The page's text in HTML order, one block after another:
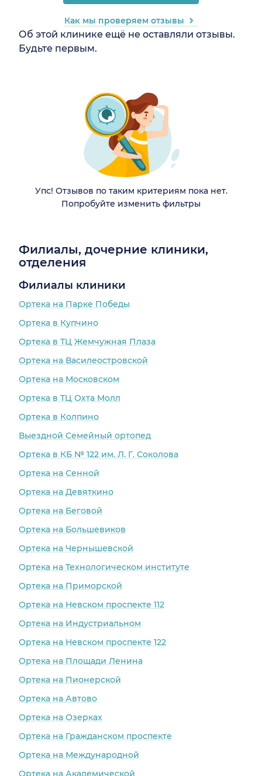
Об этой клинике ещё не оставляли отзывы.
Будьте первым.
Как мы проверяем отзывы
Упс! Отзывов по таким критериям пока нет.
Попробуйте изменить фильтры
Филиалы, дочерние клиники,
отделения
Филиалы клиники
Ортека на Парке Победы
Ортека в Купчино
Ортека в ТЦ Жемчужная Плаза
Ортека на Василеостровской
Ортека на Московском
Ортека в ТЦ Охта Молл
Ортека в Колпино
Выездной Семейный ортопед
Ортека в КБ № 122 им. Л. Г. Соколова
Ортека на Сенной
Ортека на Девяткино
Ортека на Беговой
Ортека на Большевиков
Ортека на Чернышевской
Ортека на Технологическом институте
Ортека на Приморской
Ортека на Невском проспекте 112
Ортека на Индустриальном
Ортека на Невском проспекте 122
Ортека на Площади Ленина
Ортека на Пионерской
Ортека на Автово
Ортека на Озерках
Ортека на Гражданском проспекте
Ортека на Международной
Ортека на Академической